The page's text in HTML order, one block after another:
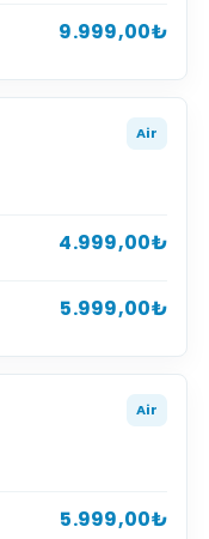
9.999,00₺
Air
4.999,00₺
5.999,00₺
Air
5.999,00₺